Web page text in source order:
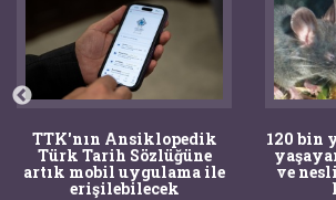
TTK'nın Ansiklopedik
Türk Tarih Sözlüğüne
artık mobil uygulama ile
erişilebilecek
120 bin
ve